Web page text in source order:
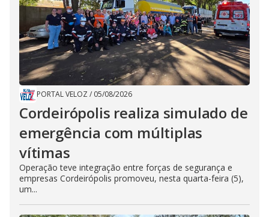
PORTAL VELOZ / 05/08/2026
Cordeirópolis realiza simulado de
emergência com múltiplas
vítimas
Operação teve integração entre forças de segurança e
empresas Cordeirópolis promoveu, nesta quarta-feira (5),
um...